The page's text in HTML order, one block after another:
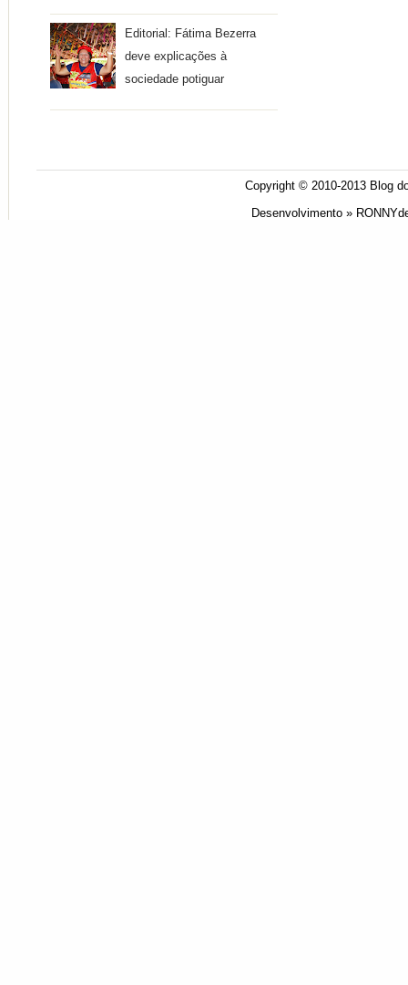
Editorial: Fátima Bezerra
deve explicações à
sociedade potiguar
Copyright © 2010-2013 Blog
Desenvolvimento »